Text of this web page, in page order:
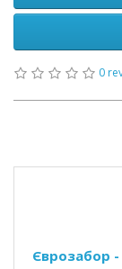
0
Єврозабор